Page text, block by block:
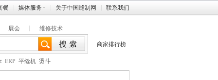
餐 媒体服务 关于中国缝制网 联系我们
展会 维修技术
ERP 平缝机 烫斗
商家排行榜